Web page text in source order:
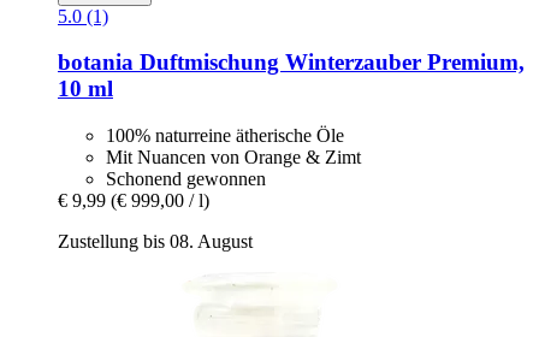
5.0 (1)
botania Duftmischung Winterzauber Premium,
10 ml
100% naturreine ätherische Öle
Mit Nuancen von Orange & Zimt
Schonend gewonnen
€ 9,99 (€ 999,00 / l)
Zustellung bis 08. August